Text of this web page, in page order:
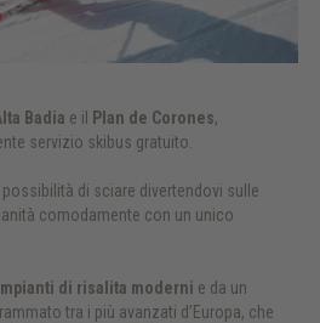
Badia e il Plan de Corones,
servizio skibus gratuito.
di sciare divertendovi sulle
comodamente con un unico
di risalita moderni e da un
tra i più avanzati d’Europa, che